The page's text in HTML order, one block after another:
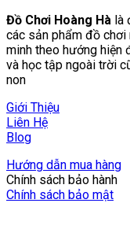
Đồ Chơi Hoàng Hà là
các sản phẩm đồ chơi
minh theo hướng hiện
và học tập ngoài trời
non
Giới Thiệu
Liên Hệ
Blog
Hướng dẫn mua hàng
Chính sách bảo hành
Chính sách bảo mật